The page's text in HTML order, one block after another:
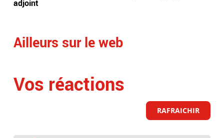
adjoint
Ailleurs sur le web
Vos réactions
RAFRAICHIR